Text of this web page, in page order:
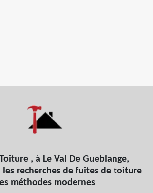
, à Le Val De Gueblange,
les recherches de fuites de toiture
méthodes modernes